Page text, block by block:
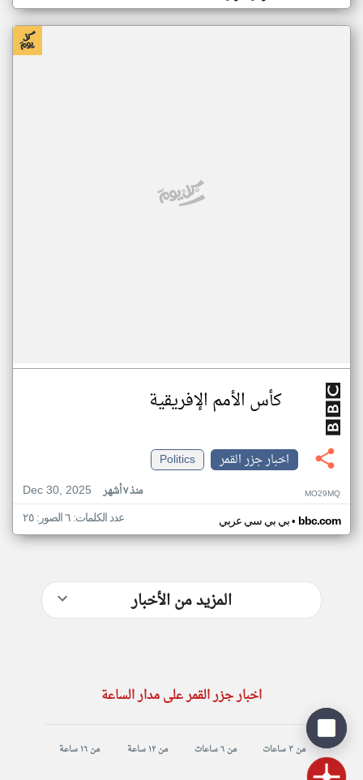
كأس الأمم الإفريقية
اخبار جزر القمر
Politics
Dec 30, 2025
منذ ٧ أشهر MO29MQ
بي بي سي عربي• bbc.com عدد الكلمات: ٦ الصور: ٢٥
المزيد من الأخبار
اخبار جزر القمر على مدار الساعة
من ٣ ساعات من ٦ ساعات من ١٢ ساعة من ١٦ ساعة